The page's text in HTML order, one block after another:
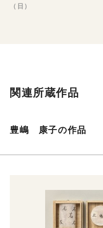
（日）
関連所蔵作品
豊嶋 康子の作品